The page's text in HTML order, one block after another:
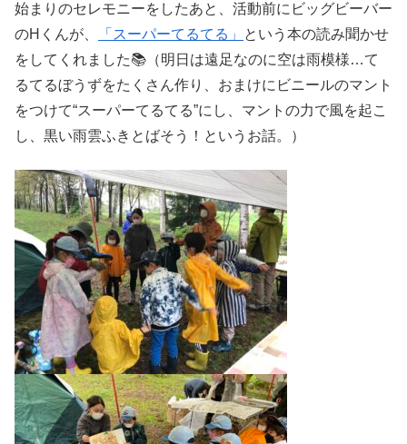
始まりのセレモニーをしたあと、活動前にビッグビーバー
のHくんが、
「スーパーてるてる」
という本の読み聞かせ
をしてくれました📚（明日は遠足なのに空は雨模様…て
るてるぼうずをたくさん作り、おまけにビニールのマント
をつけて“スーパーてるてる”にし、マントの力で風を起こ
し、黒い雨雲ふきとばそう！というお話。）